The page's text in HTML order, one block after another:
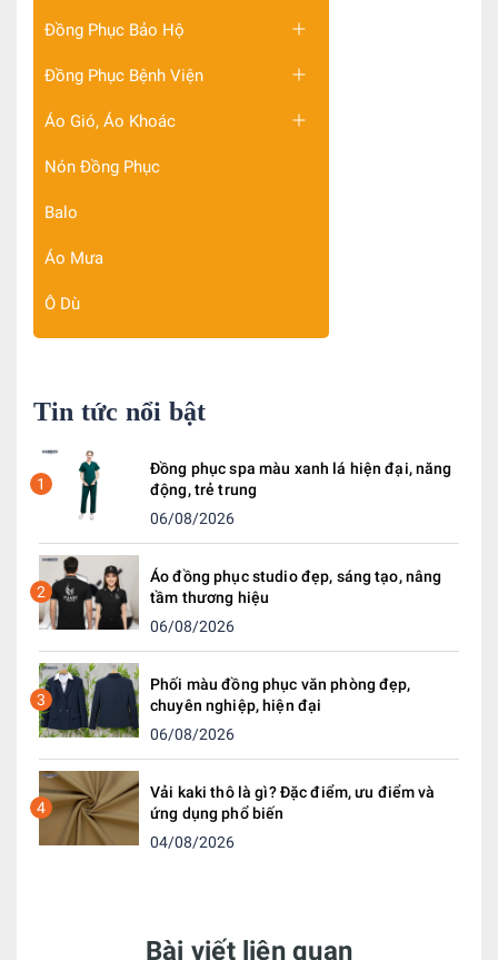
Đồng Phục Bảo Hộ
Đồng Phục Bệnh Viện
Áo Gió, Áo Khoác
Nón Đồng Phục
Balo
Áo Mưa
Ô Dù
Tin tức nổi bật
1
Đồng phục spa màu xanh lá hiện đại, năng
động, trẻ trung
06/08/2026
2
Áo đồng phục studio đẹp, sáng tạo, nâng
tầm thương hiệu
06/08/2026
3
Phối màu đồng phục văn phòng đẹp,
chuyên nghiệp, hiện đại
06/08/2026
4
Vải kaki thô là gì? Đặc điểm, ưu điểm và
ứng dụng phổ biến
04/08/2026
Bài viết liên quan